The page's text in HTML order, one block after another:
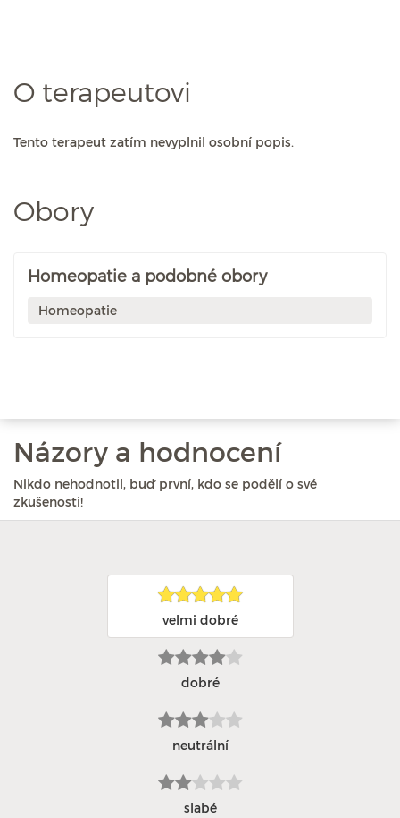
O terapeutovi
Tento terapeut zatím nevyplnil osobní popis.
Obory
Homeopatie a podobné obory
Homeopatie
Názory a hodnocení
Nikdo nehodnotil, buď první, kdo se podělí o své
zkušenosti!
velmi dobré
dobré
neutrální
slabé